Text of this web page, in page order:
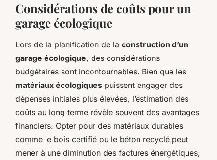
Considérations de coûts pour un
garage écologique
Lors de la planification de la construction d’un
garage écologique, des considérations
budgétaires sont incontournables. Bien que les
matériaux écologiques puissent engager des
dépenses initiales plus élevées, l’estimation des
coûts au long terme révèle souvent des avantages
financiers. Opter pour des matériaux durables
comme le bois certifié ou le béton recyclé peut
mener à une diminution des factures énergétiques,